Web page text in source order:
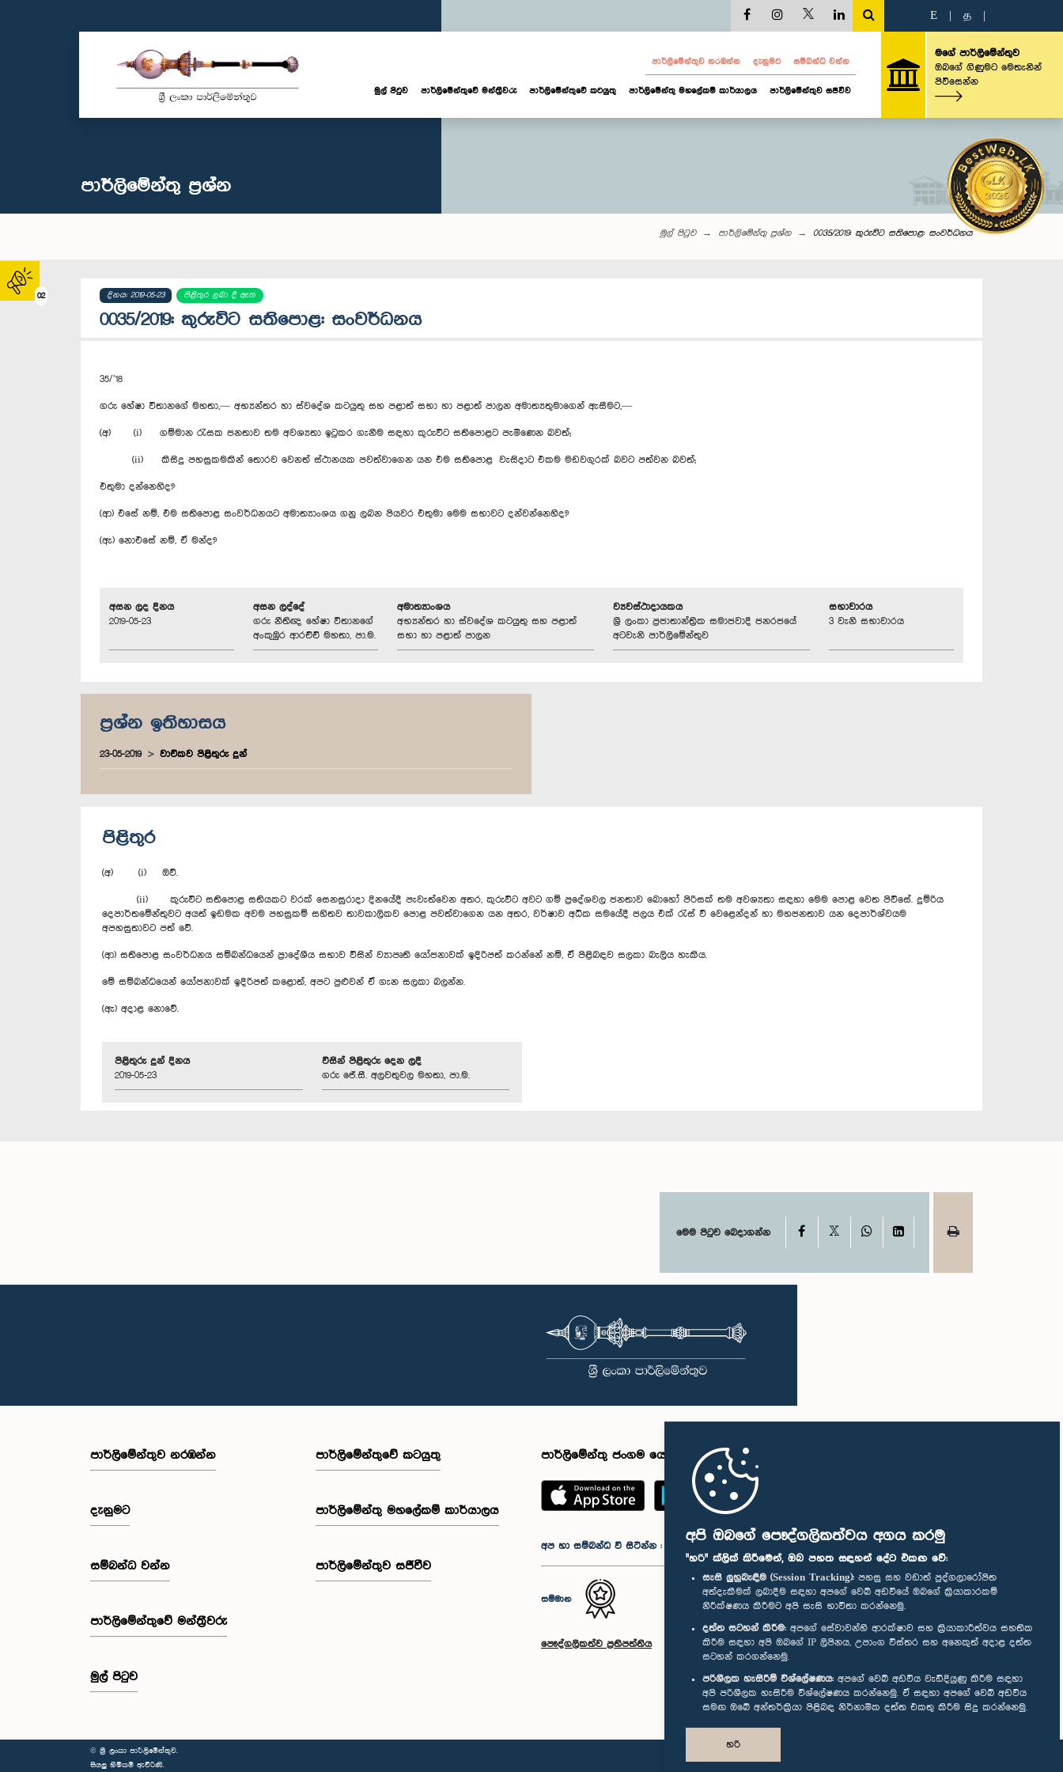
අපි ඔබගේ පෞද්ගලිකත්වය අගය කරමු
"හරි" ක්ලික් කිරීමෙන්, ඔබ පහත සඳහන් දේට එකඟ වේ:
සැසි ලුහුබැඳීම (Session Tracking): පහසු සහ වඩාත් පුද්ගලාරෝපිත
අත්දැකීමක් ලබාදීම සඳහා අපගේ වෙබ් අඩවියේ ඔබගේ ක්‍රියාකාරකම්
නිරීක්ෂණය කිරීමට අපි සැසි භාවිතා කරන්නෙමු.
දත්ත සටහන් කිරීම: අපගේ සේවාවන්හි ආරක්ෂාව සහ ක්‍රියාකාරීත්වය සහතික
කිරීම සඳහා අපි ඔබගේ IP ලිපිනය, උපාංග විස්තර සහ අනෙකුත් අදාළ දත්ත
සටහන් කරගන්නෙමු.
පරිශීලක හැසිරීම් විශ්ලේෂණය: අපගේ වෙබ් අඩවිය වැඩිදියුණු කිරීම සඳහා
අපි පරිශීලක හැසිරීම විශ්ලේෂණය කරන්නෙමු. ඒ සඳහා අපගේ වෙබ් අඩවිය
සමඟ ඔබේ අන්තර්ක්‍රියා පිළිබඳ නිර්නාමික දත්ත එකතු කිරීම සිදු කරන්නෙමු.
හරි
02
E த
පාර්ලි‌මේන්තුව නරඹන්න දැනුමට සම්බන්ධ වන්න
මුල් පිටුව පාර්ලි‌මේන්තුවේ මන්ත්‍රීවරු පාර්ලිමේන්තුවේ කටයුතු පාර්ලිමේන්තු මහලේකම් කාර්යාලය පාර්ලිමේන්තුව සජීවීව
මගේ පාර්ලිමේන්තුව
ඔබගේ ගිණුමට මෙතැනින්
පිවිසෙන්න
පාර්ලි‌මේන්තු‌ ප්‍රශ්න
මුල් පිටුව පාර්ලි‌මේන්තු‌ ප්‍රශ්න 0035/2019: කුරුවිට සතිපොළ: සංවර්ධනය
දිනය: 2019-05-23 පිළිතුර ලබා දී ඇත
0035/2019: කුරුවිට සතිපොළ: සංවර්ධනය
35/’18
ගරු හේෂා විතානගේ මහතා,— අභ්‍යන්තර හා ස්වදේශ කටයුතු සහ පළාත් සභා හා පළාත් පාලන අමාත්‍යතුමාගෙන් ඇසීමට,—
(අ) (i) ගම්මාන රැසක ජනතාව තම අවශ්‍යතා ඉටුකර ගැනීම සඳහා කුරුවිට සතිපොළට පැමිණෙන බවත්;
(ii) කිසිදු පහසුකමකින් තොරව වෙනත් ස්ථානයක පවත්වාගෙන යන එම සතිපොළ වැසිදාට එකම මඩවගුරක් බවට පත්වන බවත්;
එතුමා දන්නෙහිද?
(ආ) එසේ නම්, එම සතිපොළ සංවර්ධනයට අමාත්‍යාංශය ගනු ලබන පියවර එතුමා මෙම සභාවට දන්වන්නෙහිද?
(ඇ) නොඑසේ නම්, ඒ මන්ද?
අසන ලද දිනය
2019-05-23
අසන ලද්දේ
ගරු නීතිඥ හේෂා විතානගේ
අංකුඹුර ආරච්චි මහතා, පා.ම.
අමාත්‍යාංශය
අභ්‍යන්තර හා ස්වදේශ කටයුතු සහ පළාත්
සභා හා පළාත් පාලන
ව්‍යවස්ථාදායකය
ශ්‍රී ලංකා ප්‍රජාතාන්ත්‍රික සමාජවාදී ජනරජයේ
අටවැනි පාර්ලිමේන්තුව
සභාවාරය
3 වැනි සභාවාරය
ප්‍රශ්න ඉතිහාසය
23-05-2019 වාචිකව පිළිතුරු දුන්
පිළිතුර
(අ) (i) ඔව්.
(ii) කුරුවිට සතිපොළ සතියකට වරක් සෙනසුරාදා දිනයේදී පැවැත්වෙන අතර, කුරුවිට අවට ගම් ප්‍රදේශවල ජනතාව බොහෝ පිරිසක් තම අවශ්‍යතා සඳහා මෙම පොළ වෙත පිවිසේ. දුම්රිය
දෙපාර්තමේන්තුවට අයත් ඉඩමක අවම පහසුකම් සහිතව තාවකාලිකව පොළ පවත්වාගෙන යන අතර, වර්ෂාව අධික සමයේදී ජලය එක් රැස් වී වෙළෙන්දන් හා මහජනතාව යන දෙපාර්ශ්වයම
අපහසුතාවට පත් වේ.
(ආ) සතිපොළ සංවර්ධනය සම්බන්ධයෙන් ප්‍රාදේශීය සභාව විසින් ව්‍යාපෘති යෝජනාවක් ඉදිරිපත් කරන්නේ නම්, ඒ පිළිබඳව සලකා බැලිය හැකිය.
මේ සම්බන්ධයෙන් යෝජනාවක් ඉදිරිපත් කළොත්, අපට පුළුවන් ඒ ගැන සලකා බලන්න.
(ඇ) අදාළ නොවේ.
පිළිතුරු දුන් දිනය
2019-05-23
විසින් පිළිතුරු දෙන ලදී
ගරු ජේ.සී. අලවතුවල මහතා, පා.ම.
මෙම පිටුව බෙදාගන්න Facebook WhatsAppLinkedIn
පාර්ලි‌මේන්තුව නරඹන්න
දැනුමට
සම්බන්ධ වන්න
පාර්ලි‌මේන්තුවේ මන්ත්‍රීවරු
මුල් පිටුව
පාර්ලිමේන්තුවේ කටයුතු
පාර්ලිමේන්තු මහලේකම් කාර්යාලය
පාර්ලිමේන්තුව සජීවීව
පාර්ලිමේන්තු ජංගම යෙදුම
අප හා සම්බන්ධ වී සිටින්න :
සම්මාන
පෞද්ගලිකත්ව ප්‍රතිපත්තිය
© ශ්‍රී ලංකා පාර්ලි‌මේන්තුව.
සියලු හිමිකම් ඇවිරිණි.